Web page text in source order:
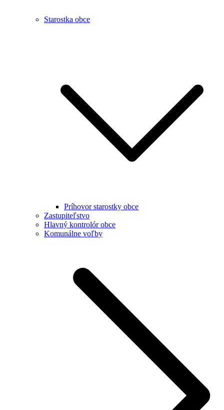
Starostka obce
Príhovor starostky obce
Zastupiteľstvo
Hlavný kontrolór obce
Komunálne voľby